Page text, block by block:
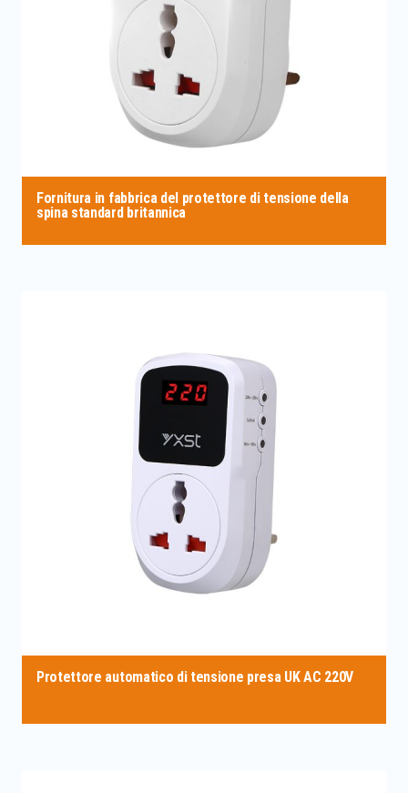
Fornitura in fabbrica del protettore di tensione della
spina standard britannica
Protettore automatico di tensione presa UK AC 220V